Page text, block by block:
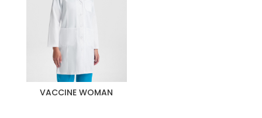
VACCINE WOMAN